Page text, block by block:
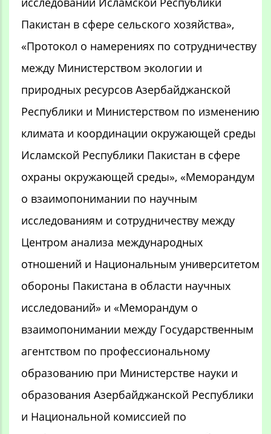
Пакистан в сфере сельского хозяйства»,
«Протокол о намерениях по сотрудничеству
между Министерством экологии и
природных ресурсов Азербайджанской
Республики и Министерством по изменению
климата и координации окружающей среды
Исламской Республики Пакистан в сфере
охраны окружающей среды», «Меморандум
о взаимопонимании по научным
исследованиям и сотрудничеству между
Центром анализа международных
отношений и Национальным университетом
обороны Пакистана в области научных
исследований» и «Меморандум о
взаимопонимании между Государственным
агентством по профессиональному
образованию при Министерстве науки и
образования Азербайджанской Республики
и Национальной комиссией по